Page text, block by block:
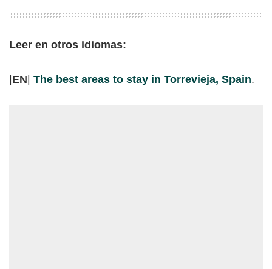
Leer en otros idiomas:
|EN| The best areas to stay in Torrevieja, Spain.